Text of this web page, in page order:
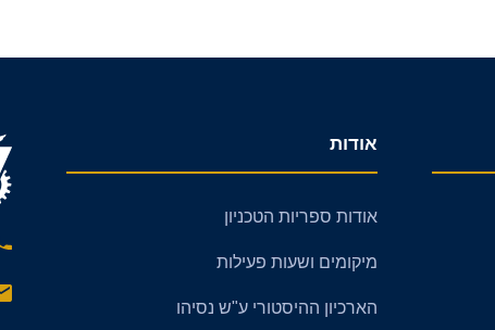
אודות
אודות ספריות הטכניון
מיקומים ושעות פעילות
הארכיון ההיסטורי ע"ש נסיהו